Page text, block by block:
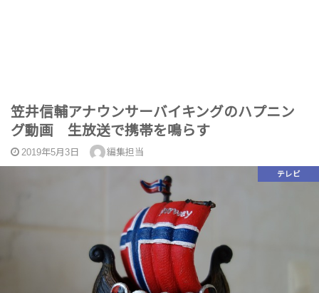
笠井信輔アナウンサーバイキングのハプニン
グ動画 生放送で携帯を鳴らす
2019年5月3日 編集担当
テレビ